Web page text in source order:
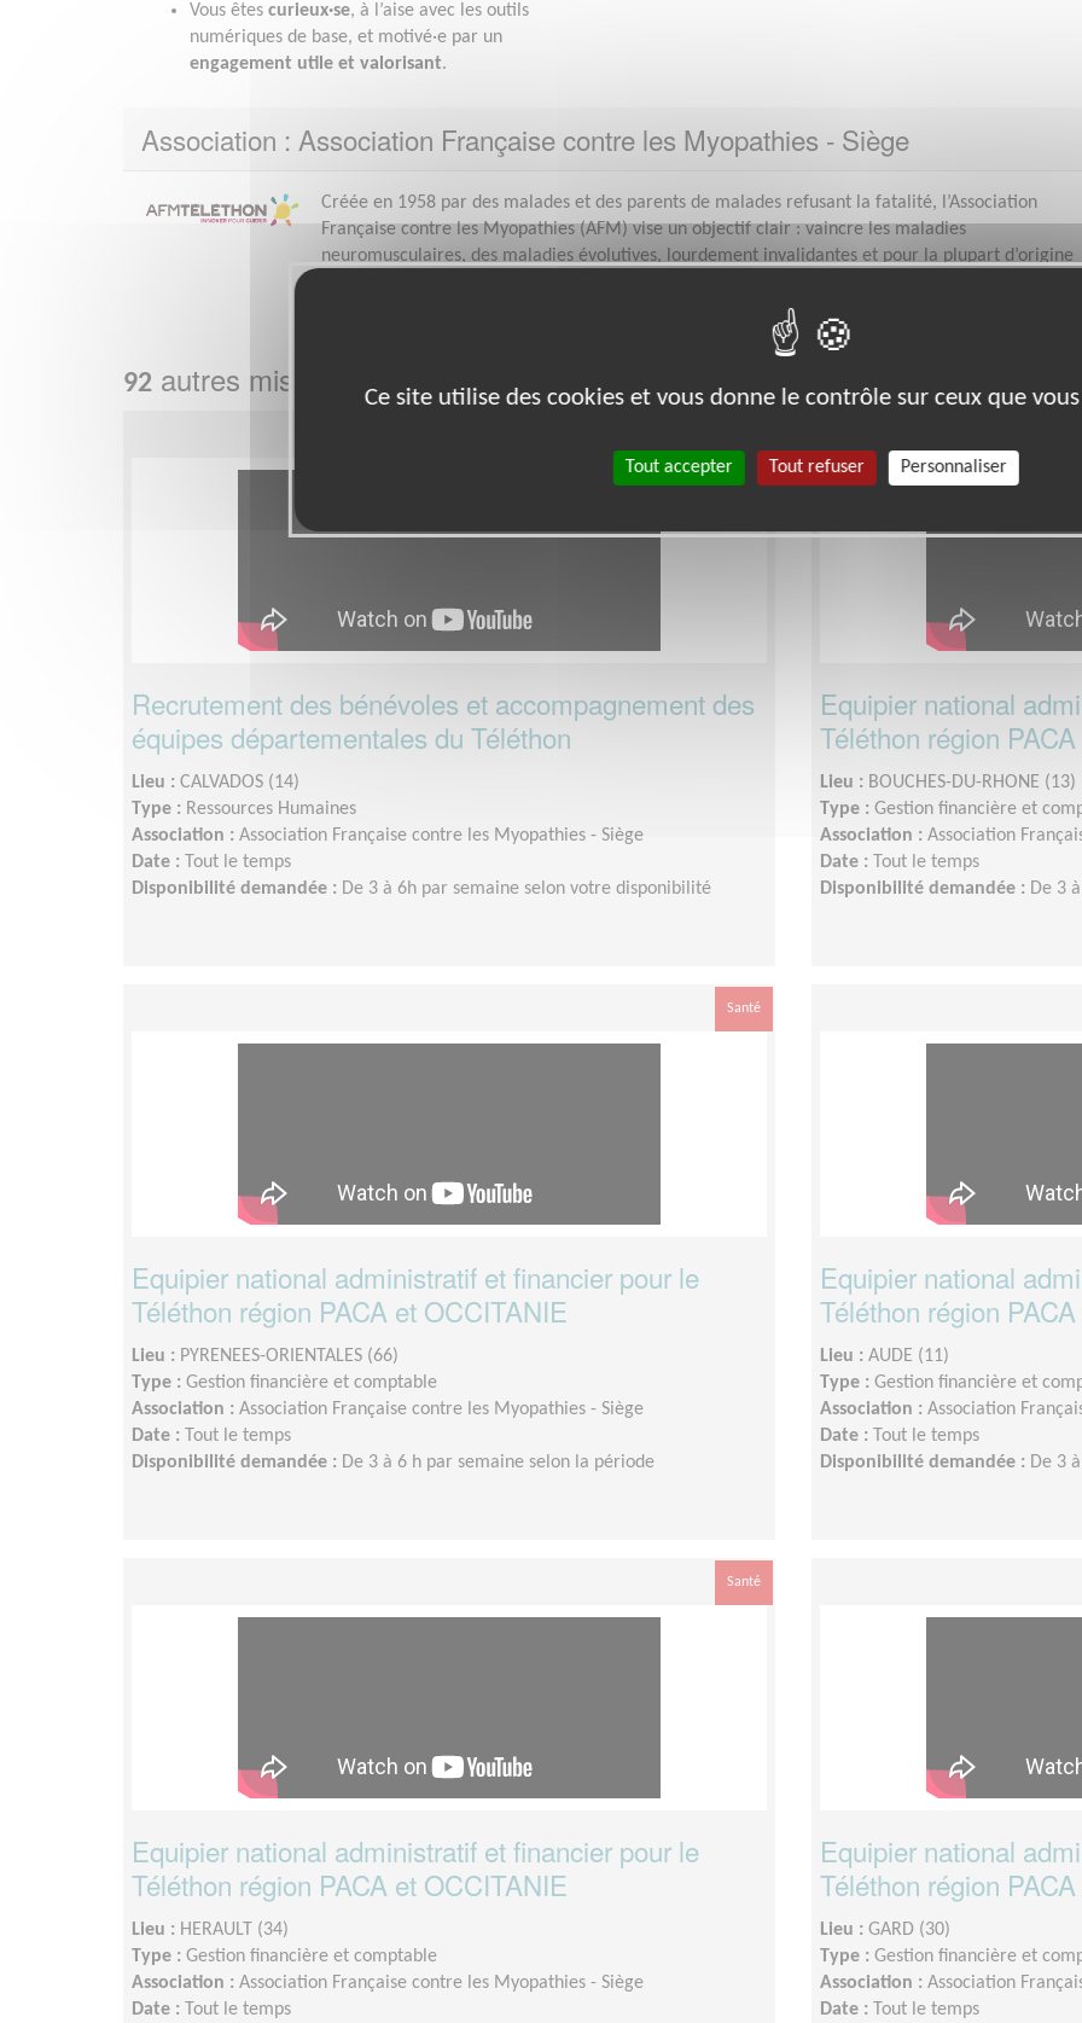
Vous êtes curieux·se, à l’aise avec les outils
numériques de base, et motivé·e par un
engagement utile et valorisant.
Association : Association Française contre les Myopathies - Siège
Créée en 1958 par des malades et des parents de malades refusant la fatalité, l’Association
Française contre les Myopathies (AFM) vise un objectif clair : vaincre les maladies
neuromusculaires, des maladies évolutives, lourdement invalidantes et pour la plupart d’origine
92 autres missions bénévoles chez Association Française contre les
Recrutement des bénévoles et accompagnement des
équipes départementales du Téléthon
Lieu : CALVADOS (14)
Type : Ressources Humaines
Association : Association Française contre les Myopathies - Siège
Date :
Tout le temps
Disponibilité demandée : De 3 à 6h par semaine selon votre disponibilité
Equipier national
Téléthon région
Lieu : BOUCHES-DU-RHONE (13)
Type : Gestion financière et
Association : Association
Date :
Tout le temps
Disponibilité demandée : De 3
Santé
Equipier national administratif et financier pour le
Téléthon région PACA et OCCITANIE
Lieu : PYRENEES-ORIENTALES (66)
Type : Gestion financière et comptable
Association : Association Française contre les Myopathies - Siège
Date :
Tout le temps
Disponibilité demandée : De 3 à 6 h par semaine selon la période
Equipier national
Téléthon région
Lieu : AUDE (11)
Type : Gestion financière et
Association : Association
Date :
Tout le temps
Disponibilité demandée : De 3
Santé
Equipier national administratif et financier pour le
Téléthon région PACA et OCCITANIE
Lieu : HERAULT (34)
Type : Gestion financière et comptable
Association : Association Française contre les Myopathies - Siège
Date :
Tout le temps
Equipier national
Téléthon région
Lieu : GARD (30)
Type : Gestion financière et
Association : Association
Date :
Tout le temps
Ce site utilise des cookies et vous donne le contrôle sur ceux que
Tout accepter Tout refuser Personnaliser